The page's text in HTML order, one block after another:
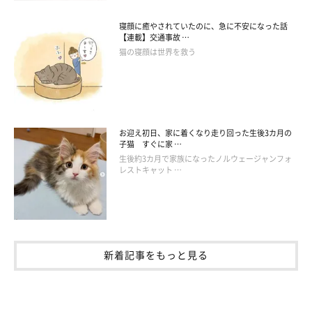
寝顔に癒やされていたのに、急に不安になった話
【連載】交通事故 …
猫の寝顔は世界を救う
お迎え初日、家に着くなり走り回った生後3カ月の
子猫 すぐに家 …
生後約3カ月で家族になったノルウェージャンフォ
レストキャット …
新着記事をもっと見る